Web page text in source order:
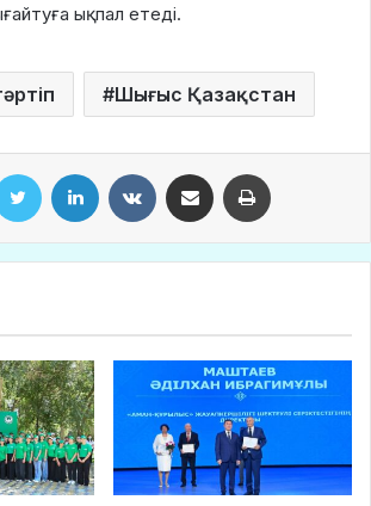
ықпал етеді.
Шығыс Қазақстан